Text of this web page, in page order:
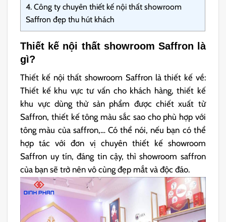
4. Công ty chuyên thiết kế nội thất showroom
Saffron đẹp thu hút khách
Thiết kế nội thất showroom Saffron là
gì?
Thiết kế nội thất showroom Saffron là thiết kế về:
Thiết kế khu vực tư vấn cho khách hàng, thiết kế
khu vực dùng thử sản phẩm được chiết xuất từ
Saffron, thiết kế tông màu sắc sao cho phù hợp với
tông màu của saffron,… Có thể nói, nếu bạn có thể
hợp tác với đơn vị chuyên thiết kế showroom
Saffron uy tín, đáng tin cậy, thì showroom saffron
của bạn sẽ trở nên vô cùng đẹp mắt và độc đáo.